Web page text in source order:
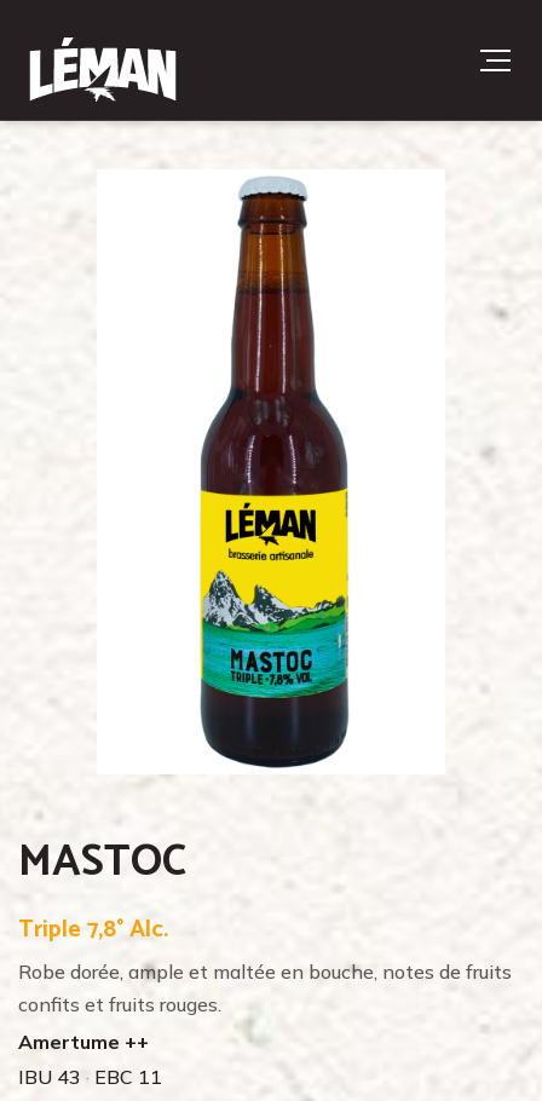
MASTOC
Triple 7,8° Alc.
Robe dorée, ample et maltée en bouche, notes de fruits
confits et fruits rouges.
Amertume ++
IBU 43 · EBC 11